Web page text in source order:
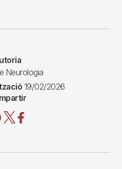
Neurologia
19/02/2026